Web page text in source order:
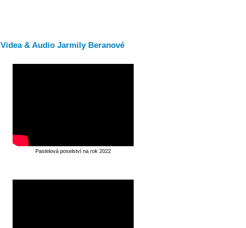
Videa & Audio Jarmily Beranové
Pastelová poselství na rok 2022